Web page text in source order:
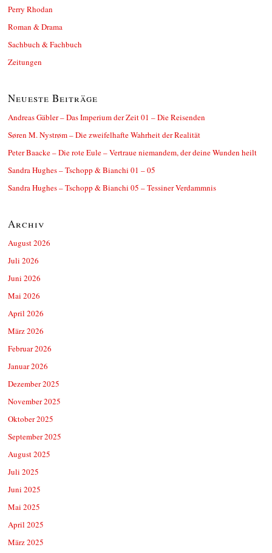
Perry Rhodan
Roman & Drama
Sachbuch & Fachbuch
Zeitungen
Neueste Beiträge
Andreas Gäbler – Das Imperium der Zeit 01 – Die Reisenden
Søren M. Nystrøm – Die zweifelhafte Wahrheit der Realität
Peter Baacke – Die rote Eule – Vertraue niemandem, der deine Wunden heilt
Sandra Hughes – Tschopp & Bianchi 01 – 05
Sandra Hughes – Tschopp & Bianchi 05 – Tessiner Verdammnis
Archiv
August 2026
Juli 2026
Juni 2026
Mai 2026
April 2026
März 2026
Februar 2026
Januar 2026
Dezember 2025
November 2025
Oktober 2025
September 2025
August 2025
Juli 2025
Juni 2025
Mai 2025
April 2025
März 2025